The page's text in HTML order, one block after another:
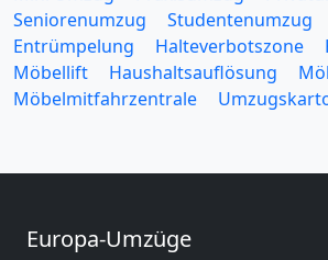
Seniorenumzug
Studentenumzug
Entrümpelung
Halteverbotszone
Möbellift
Haushaltsauflösung
Möbelmitfahrzentrale
Europa-Umzüge